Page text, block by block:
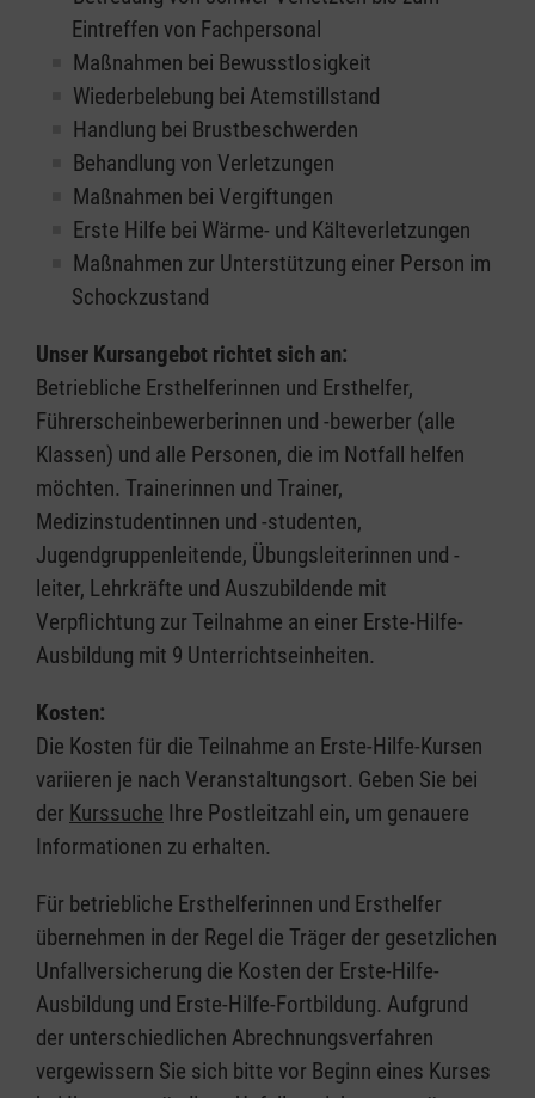
Eintreffen von Fachpersonal
Maßnahmen bei Bewusstlosigkeit
Wiederbelebung bei Atemstillstand
Handlung bei Brustbeschwerden
Behandlung von Verletzungen
Maßnahmen bei Vergiftungen
Erste Hilfe bei Wärme- und Kälteverletzungen
Maßnahmen zur Unterstützung einer Person im
Schockzustand
Unser Kursangebot richtet sich an:
Betriebliche Ersthelferinnen und Ersthelfer,
Führerscheinbewerberinnen und -bewerber (alle
Klassen) und alle Personen, die im Notfall helfen
möchten. Trainerinnen und Trainer,
Medizinstudentinnen und -studenten,
Jugendgruppenleitende, Übungsleiterinnen und -
leiter, Lehrkräfte und Auszubildende mit
Verpflichtung zur Teilnahme an einer Erste-Hilfe-
Ausbildung mit 9 Unterrichtseinheiten.
Kosten:
Die Kosten für die Teilnahme an Erste-Hilfe-Kursen
variieren je nach Veranstaltungsort. Geben Sie bei
der Kurssuche Ihre Postleitzahl ein, um genauere
Informationen zu erhalten.
Für betriebliche Ersthelferinnen und Ersthelfer
übernehmen in der Regel die Träger der gesetzlichen
Unfallversicherung die Kosten der Erste-Hilfe-
Ausbildung und Erste-Hilfe-Fortbildung. Aufgrund
der unterschiedlichen Abrechnungsverfahren
vergewissern Sie sich bitte vor Beginn eines Kurses